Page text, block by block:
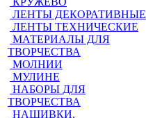
ЛЕНТЫ ДЕКОРАТИВНЫЕ
ЛЕНТЫ ТЕХНИЧЕСКИЕ
МАТЕРИАЛЫ ДЛЯ
ТВОРЧЕСТВА
МОЛНИИ
МУЛИНЕ
НАБОРЫ ДЛЯ
ТВОРЧЕСТВА
НАШИВКИ,